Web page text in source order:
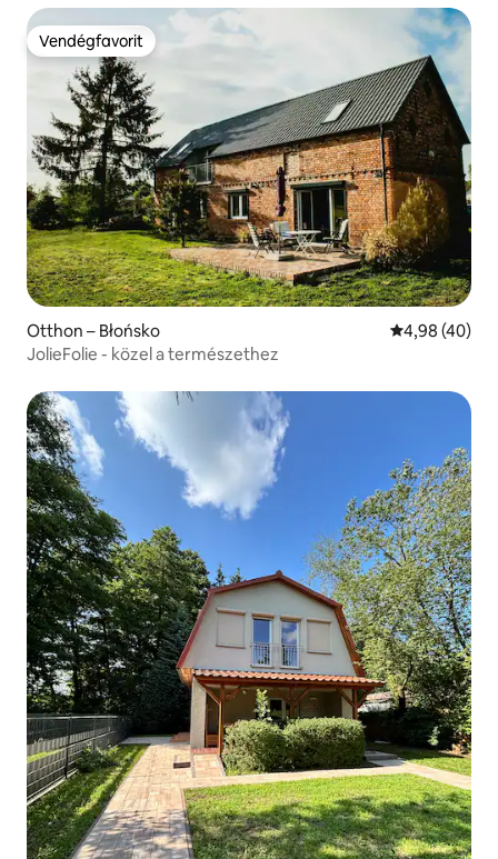
Vendégfavorit
Vendégfavorit
Otthon – Błońsko Átlagos
4,98 (40)
JolieFolie - közel a természethez